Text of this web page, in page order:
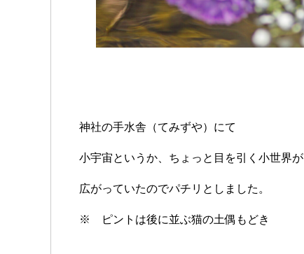
神社の手水舎（てみずや）にて
小宇宙というか、ちょっと目を引く小世界が
広がっていたのでパチリとしました。
※ ピントは後に並ぶ猫の土偶もどき